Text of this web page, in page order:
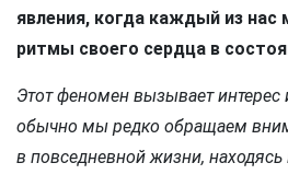
явления, когда каждый из
ритмы своего сердца в
Этот феномен вызывает интерес
обычно мы редко обращаем
в повседневной жизни, находясь